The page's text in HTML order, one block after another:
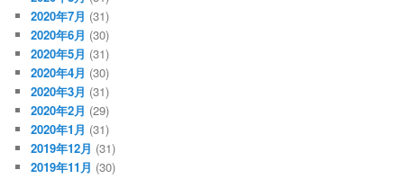
2020年7月 (31)
2020年6月 (30)
2020年5月 (31)
2020年4月 (30)
2020年3月 (31)
2020年2月 (29)
2020年1月 (31)
2019年12月 (31)
2019年11月 (30)